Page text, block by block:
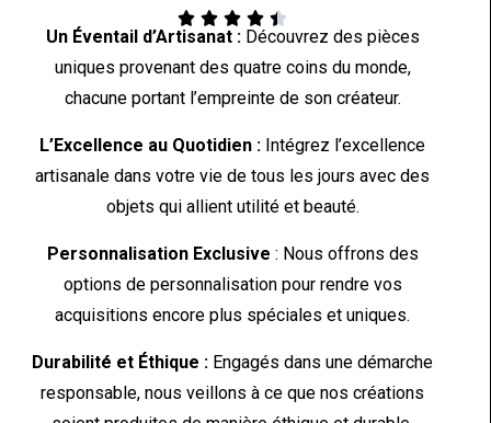
    
Un Éventail d’Artisanat :Découvrez des pièces
uniques provenant des quatre coins du monde,
chacune portant l’empreinte de son créateur.
L’Excellence au Quotidien : Intégrez l’excellence
artisanale dans votre vie de tous les jours avec des
objets qui allient utilité et beauté.
Personnalisation Exclusive : Nous offrons des
options de personnalisation pour rendre vos
acquisitions encore plus spéciales et uniques.
Durabilité et Éthique : Engagés dans une démarche
responsable, nous veillons à ce que nos créations